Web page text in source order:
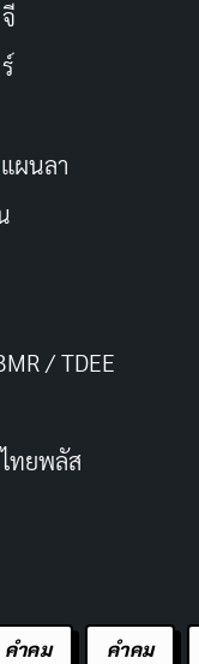
ผนลา
/ TDEE
ทยพลัส
คำคม คําคม